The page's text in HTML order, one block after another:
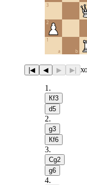
a b
1
2
3
|◀ ◀ ▶ ▶|
1 .
Кf3
d5
2.
g3
Кf6
3.
Сg2
g6
4.